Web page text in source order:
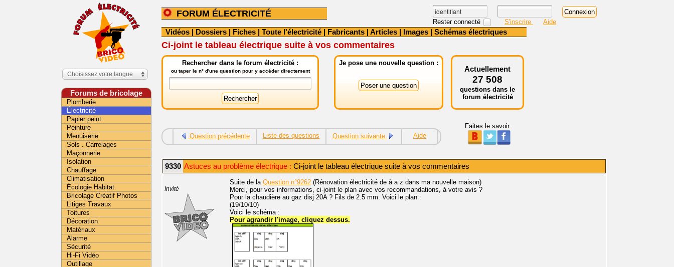
FORUM ÉLECTRICITÉ
Rester connecté S'inscrire Aide
Vidéos | Dossiers | Fiches | Toute l'électricité | Fabricants | Articles | Images | Schémas électriques
Ci-joint le tableau électrique suite à vos commentaires
Rechercher dans le forum électricité :
ou taper le n° d'une question pour y accéder directement
Je pose une nouvelle question :
Actuellement
27 508
questions dans le
forum électricité
Question précédente Liste des questions Question suivante Aide
Faites le savoir :
9330 Astuces au problème électrique : Ci-joint le tableau électrique suite à vos commentaires
Invité
Suite de la Question n°9262 (Rénovation électricité de à a z dans ma nouvelle maison)
Merci, pour vos informations, ci-joint le plan avec vos recommandations, à votre avis ?
Pour la chaudière au gaz disj 20A ? Fils de 2.5 mm. Voici le plan :
(19/10/10)
Voici le schéma :
Pour agrandir l'image, cliquez dessus.
Choisissez votre langue
Forums de bricolage
Plomberie
Électricité
Papier peint
Peinture
Menuiserie
Sols . Carrelages
Maçonnerie
Isolation
Chauffage
Climatisation
Écologie Habitat
Bricolage Créatif Photos
Litiges Travaux
Toitures
Décoration
Matériaux
Alarme
Sécurité
Hi-Fi Vidéo
Outillage